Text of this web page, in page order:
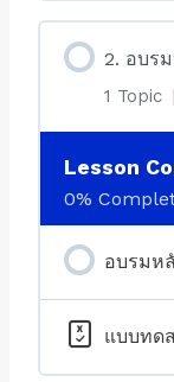
2. อบร
1 Topic |
Lesson
0%
อบรมห
แบบทด